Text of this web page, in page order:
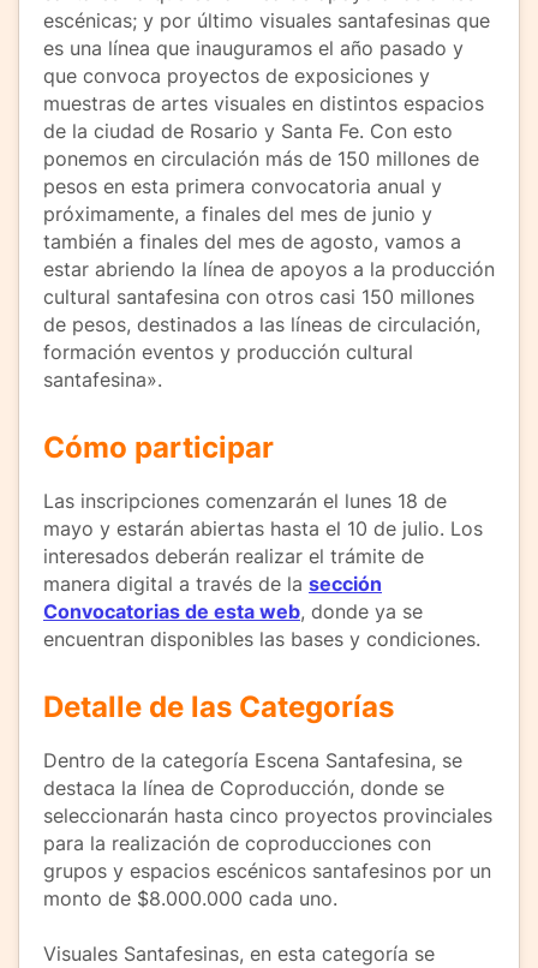
escénicas; y por último visuales santafesinas que
es una línea que inauguramos el año pasado y
que convoca proyectos de exposiciones y
muestras de artes visuales en distintos espacios
de la ciudad de Rosario y Santa Fe. Con esto
ponemos en circulación más de 150 millones de
pesos en esta primera convocatoria anual y
próximamente, a finales del mes de junio y
también a finales del mes de agosto, vamos a
estar abriendo la línea de apoyos a la producción
cultural santafesina con otros casi 150 millones
de pesos, destinados a las líneas de circulación,
formación eventos y producción cultural
santafesina».
Cómo participar
Las inscripciones comenzarán el lunes 18 de
mayo y estarán abiertas hasta el 10 de julio. Los
interesados deberán realizar el trámite de
manera digital a través de la sección
Convocatorias de esta web, donde ya se
encuentran disponibles las bases y condiciones.
Detalle de las Categorías
Dentro de la categoría Escena Santafesina, se
destaca la línea de Coproducción, donde se
seleccionarán hasta cinco proyectos provinciales
para la realización de coproducciones con
grupos y espacios escénicos santafesinos por un
monto de $8.000.000 cada uno.
Visuales Santafesinas, en esta categoría se